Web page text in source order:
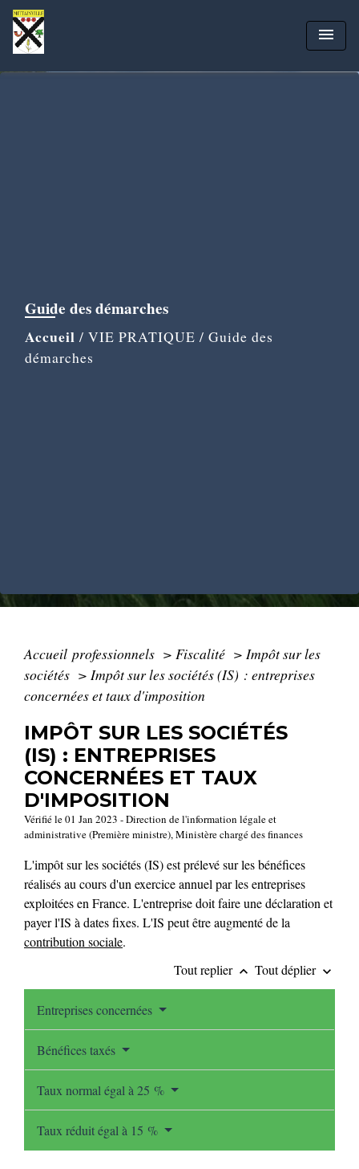
menu
Guide des démarches
Accueil / VIE PRATIQUE / Guide des
démarches
Accueil professionnels > Fiscalité > Impôt sur les
sociétés > Impôt sur les sociétés (IS) : entreprises
concernées et taux d'imposition
IMPÔT SUR LES SOCIÉTÉS
(IS) : ENTREPRISES
CONCERNÉES ET TAUX
D'IMPOSITION
Vérifié le 01 Jan 2023 - Direction de l'information légale et
administrative (Première ministre), Ministère chargé des finances
L'impôt sur les sociétés (IS) est prélevé sur les bénéfices
réalisés au cours d'un exercice annuel par les entreprises
exploitées en France. L'entreprise doit faire une déclaration et
payer l'IS à dates fixes. L'IS peut être augmenté de la
contribution sociale.
Tout replier keyboard_arrow_up Tout déplier keyboard_arrow_down
Entreprises concernées
Bénéfices taxés
Taux normal égal à 25 %
Taux réduit égal à 15 %